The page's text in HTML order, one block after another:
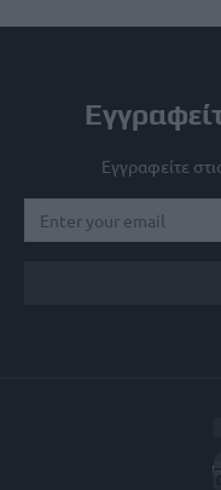
Εγγραφείτε